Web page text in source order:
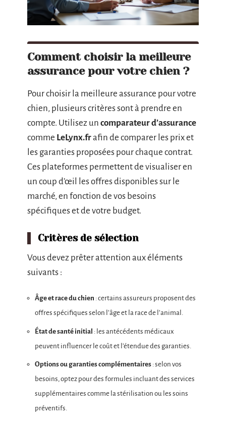
Comment choisir la meilleure
assurance pour votre chien ?
Pour choisir la meilleure assurance pour votre
chien, plusieurs critères sont à prendre en
compte. Utilisez un comparateur d’assurance
comme LeLynx.frafin de comparer les prix et
les garanties proposées pour chaque contrat.
Ces plateformes permettent de visualiser en
un coup d’œil les offres disponibles sur le
marché, en fonction de vos besoins
spécifiques et de votre budget.
Critères de sélection
Vous devez prêter attention aux éléments
suivants :
Âge et race du chien : certains assureurs proposent des
offres spécifiques selon l’âge et la race de l’animal.
État de santé initial : les antécédents médicaux
peuvent influencer le coût et l’étendue des garanties.
Options ou garanties complémentaires : selon vos
besoins, optez pour des formules incluant des services
supplémentaires comme la stérilisation ou les soins
préventifs.